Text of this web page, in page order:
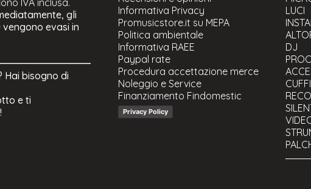
gli
evasi in
Hai bisogno di
e ti
Informativa Privacy
Promusicstore.it su MEPA
Politica ambientale
Informativa RAEE
Paypal rate
Procedura accettazione merce
Noleggio e Service
Finanziamento Findomestic
Privacy Policy
LUCI
DJ
CAVI